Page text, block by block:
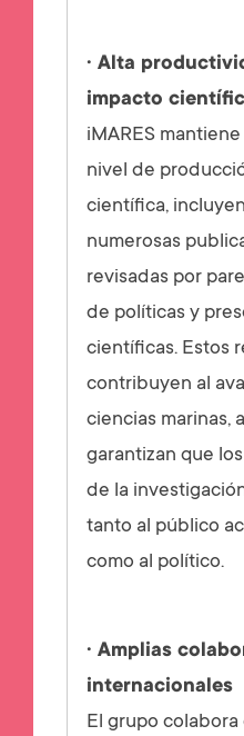
· Alta
impacto
iMARES
nivel de
científica,
numerosas
revisadas por
de políticas y
científicas. Estos
contribuyen al
ciencias marinas,
garantizan que
de la
tanto al público
como al político.
· Amplias
internacionales
El grupo colabora